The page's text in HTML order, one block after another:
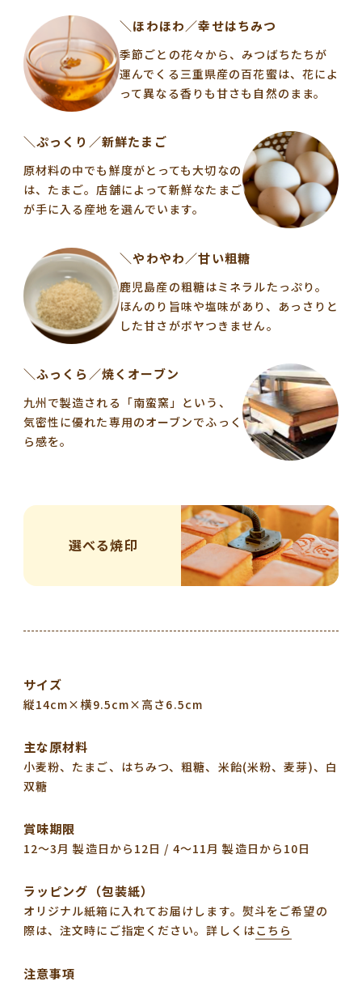
＼ほわほわ／幸せはちみつ
季節ごとの花々から、みつばちたちが
運んでくる三重県産の百花蜜は、花によ
って異なる香りも甘さも自然のまま。
＼ぷっくり／新鮮たまご
原材料の中でも鮮度がとっても大切なの
は、たまご。店舗によって新鮮なたまご
が手に入る産地を選んでいます。
＼やわやわ／甘い粗糖
鹿児島産の粗糖はミネラルたっぷり。
ほんのり旨味や塩味があり、あっさりと
した甘さがボヤつきません。
＼ふっくら／焼くオーブン
九州で製造される「南蛮窯」という、
気密性に優れた専用のオーブンでふっく
ら感を。
選べる焼印
サイズ
縦14cm×横9.5cm×高さ6.5cm
主な原材料
小麦粉、たまご、はちみつ、粗糖、米飴(米粉、麦芽)、白
双糖
賞味期限
12〜3月 製造日から12日 / 4〜11月 製造日から10日
ラッピング（包装紙）
オリジナル紙箱に入れてお届けします。熨斗をご希望の
際は、注文時にご指定ください。詳しくはこちら
注意事項